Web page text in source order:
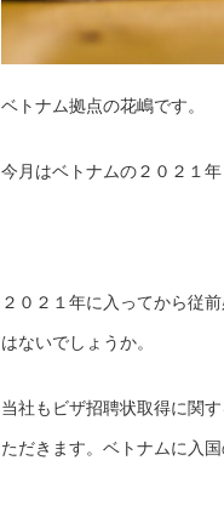
ベトナム拠点の花嶋です。
今月はベトナムの２０２１
２０２１年に入ってから従
はないでしょうか。
当社もビザ招聘状取得に関
ただきます。ベトナムに入